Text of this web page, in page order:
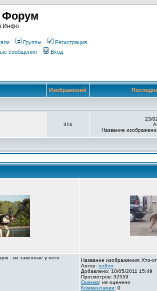
Форум
Группы
Регистрация
сообщения Вход
Изображений
316
23/
Название
- во такенные у него
Название изображения: Хто-
Автор: redbor
Добавлено: 10/05/2011 15:49
Просмотров: 32559
Оценка: не оценено
Комментарии: 0